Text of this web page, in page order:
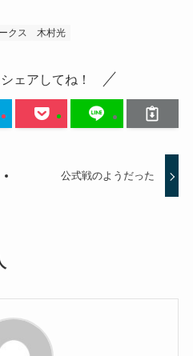
クス 木村光
ェアしてね！
公式戦のようだった